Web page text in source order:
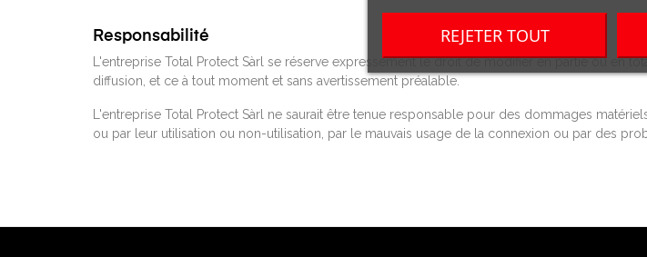
Responsabilité
L'entreprise Total Protect Sàrl se réserve expressément le droit de modifier en partie ou en
diffusion, et ce à tout moment et sans avertissement préalable.
L'entreprise Total Protect Sàrl ne saurait être tenue responsable pour des dommages
ou par leur utilisation ou non-utilisation, par le mauvais usage de la connexion ou par des
REJETER TOUT